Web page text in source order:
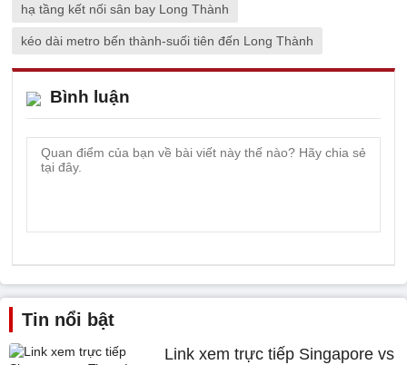
hạ tầng kết nối sân bay Long Thành
kéo dài metro bến thành-suối tiên đến Long Thành
Bình luận
Tin nổi bật
Link xem trực tiếp Singapore vs